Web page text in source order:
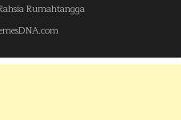
Rumahtangga